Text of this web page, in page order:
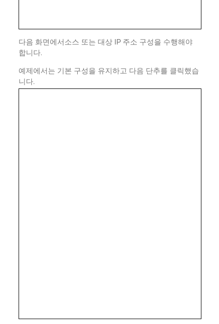
다음 화면에서소스 또는 대상 IP 주소 구성을 수행해야
합니다.
예제에서는 기본 구성을 유지하고 다음 단추를 클릭했습
니다.